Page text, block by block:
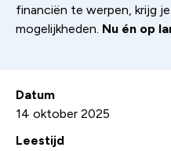
financiën te werpen, krijg
mogelijkheden. Nu én op
Datum
14 oktober 2025
Leestijd